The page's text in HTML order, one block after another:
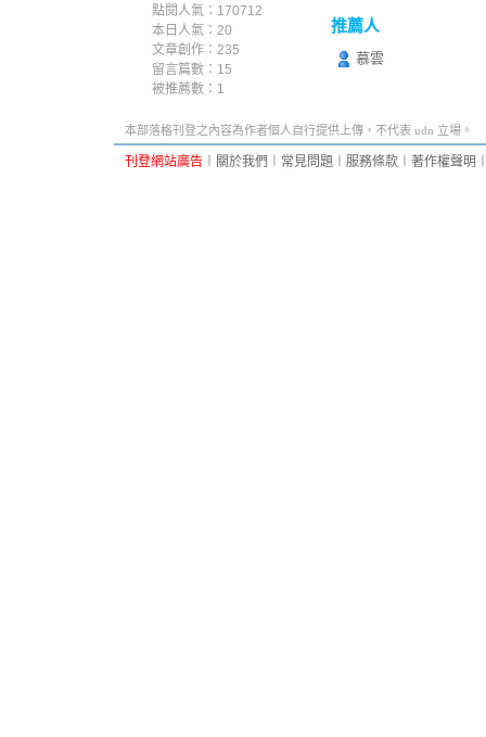
點閱人氣：170712
本日人氣：20
文章創作：235
留言篇數：15
被推薦數： 1
推薦人
慕雲
本部落格刊登之內容為作者個人自行提供上傳，不代表 udn 立場。
刊登網站廣告 關於我們 常見問題 服務條款 著作權聲明